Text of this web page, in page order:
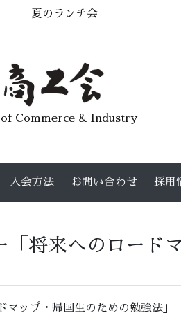
チ会
Commerce & Industry
入会方法 お問い合わせ 採用
将来へのロード
ップ・帰国生のための勉強法」